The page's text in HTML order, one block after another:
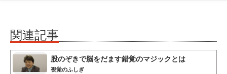
関連記事
股のぞきで脳をだます錯覚のマジックとは
視覚のふしぎ